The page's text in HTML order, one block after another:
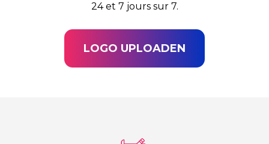
24 et 7 jours sur 7.
LOGO UPLOADEN